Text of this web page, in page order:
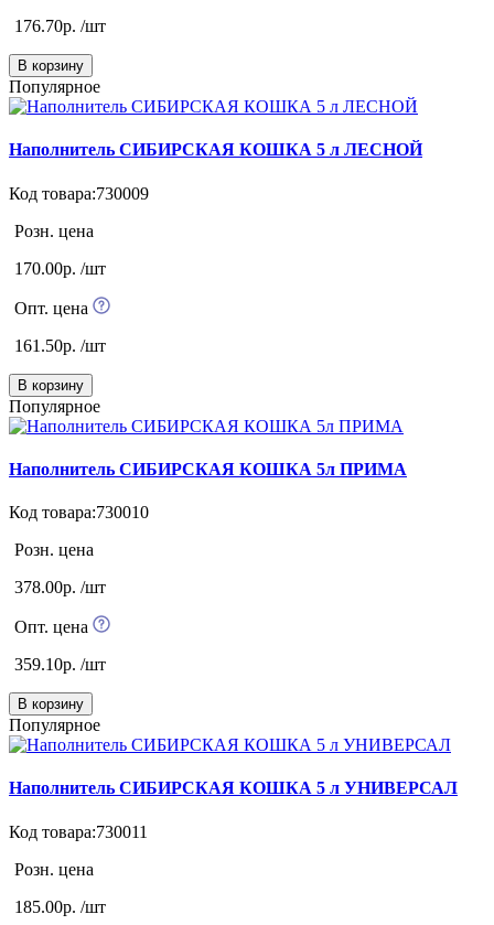
176.70р. /шт
В корзину
Популярное
Наполнитель СИБИРСКАЯ КОШКА 5 л ЛЕСНОЙ
Код товара:730009
Розн. цена
170.00р. /шт
Опт. цена
161.50р. /шт
В корзину
Популярное
Наполнитель СИБИРСКАЯ КОШКА 5л ПРИМА
Код товара:730010
Розн. цена
378.00р. /шт
Опт. цена
359.10р. /шт
В корзину
Популярное
Наполнитель СИБИРСКАЯ КОШКА 5 л УНИВЕРСАЛ
Код товара:730011
Розн. цена
185.00р. /шт